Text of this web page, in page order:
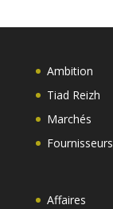
Ambition
Tiad Reizh
Marchés
Fournisseurs
Affaires